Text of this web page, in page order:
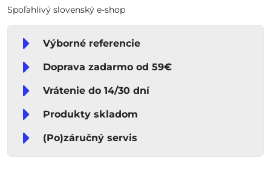
Spoľahlivý slovenský e-shop
Výborné referencie
Doprava zadarmo od 59€
Vrátenie do 14/30 dní
Produkty skladom
(Po)záručný servis